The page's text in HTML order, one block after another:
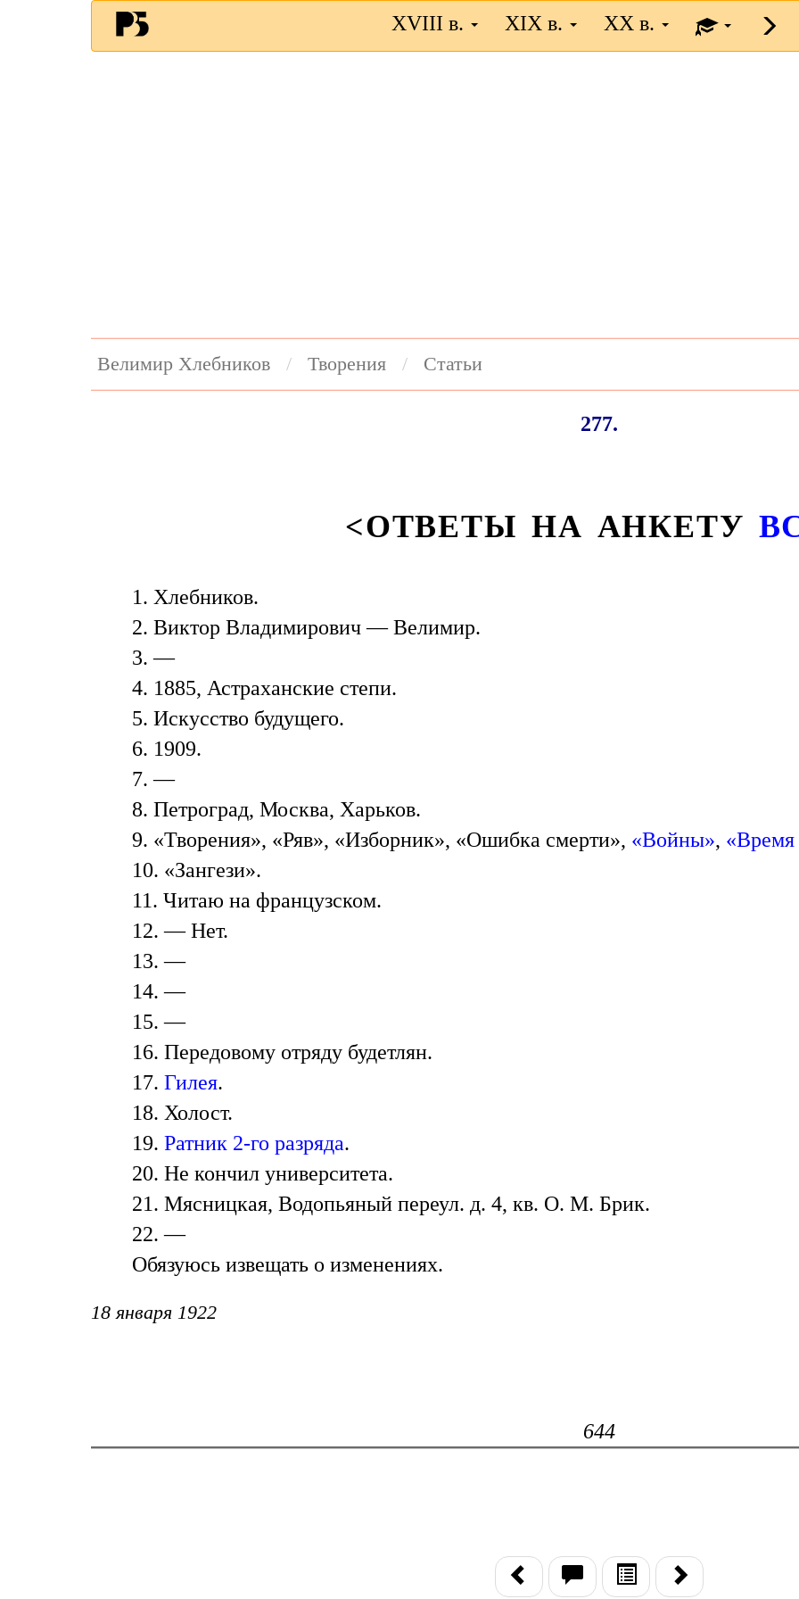
XVIII в. XIX в. XX в.
Велимир Хлебников Творения Статьи
277.
<ОТВЕТЫ НА АНКЕТУ
1. Хлебников.
2. Виктор Владимирович — Велимир.
3. —
4. 1885, Астраханские степи.
5. Искусство будущего.
6. 1909.
7. —
8. Петроград, Москва, Харьков.
9. «Творения», «Ряв», «Изборник», «Ошибка смерти», «Войны», «Время
10. «Зангези».
11. Читаю на французском.
12. — Нет.
13. —
14. —
15. —
16. Передовому отряду будетлян.
17. Гилея.
18. Холост.
19. Ратник 2-го разряда.
20. Не кончил университета.
21. Мясницкая, Водопьяный переул. д. 4, кв. О. М. Брик.
22. —
Обязуюсь извещать о изменениях.
18 января 1922
644